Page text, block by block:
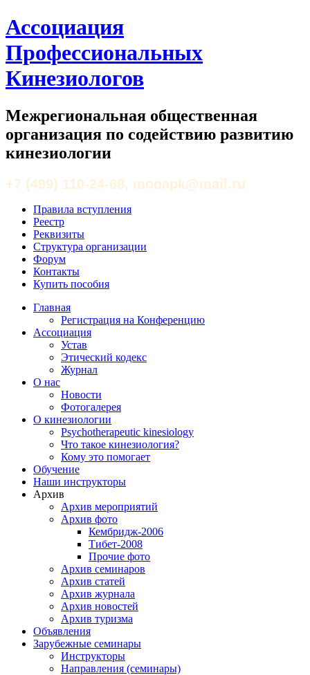
Ассоциация
Профессиональных
Кинезиологов
Межрегиональная общественная
организация по содействию развитию
кинезиологии
+7 (499) 110-24-68, mooapk@mail.ru
Правила вступления
Реестр
Реквизиты
Структура организации
Форум
Контакты
Купить пособия
Главная
Регистрация на Конференцию
Ассоциация
Устав
Этический кодекс
Журнал
О нас
Новости
Фотогалерея
О кинезиологии
Psychotherapeutic kinesiology
Что такое кинезиология?
Кому это помогает
Обучение
Наши инструкторы
Архив
Архив мероприятий
Архив фото
Кембридж-2006
Тибет-2008
Прочие фото
Архив семинаров
Архив статей
Архив журнала
Архив новостей
Архив туризма
Объявления
Зарубежные семинары
Инструкторы
Направления (семинары)